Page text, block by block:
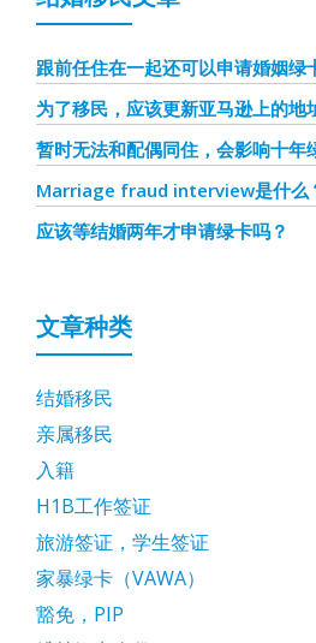
跟前任住在一起还可以申请婚姻绿
为了移民，应该更新亚马逊上的地
暂时无法和配偶同住，会影响十年
Marriage fraud interview是什么
应该等结婚两年才申请绿卡吗？
文章种类
结婚移民
亲属移民
入籍
H1B工作签证
旅游签证，学生签证
家暴绿卡（VAWA）
豁免，PIP